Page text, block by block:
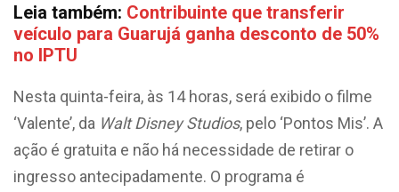
Leia também: Contribuinte que transferir
veículo para Guarujá ganha desconto de 50%
no IPTU
Nesta quinta-feira, às 14 horas, será exibido o filme
‘Valente’, da Walt Disney Studios, pelo ‘Pontos Mis’. A
ação é gratuita e não há necessidade de retirar o
ingresso antecipadamente. O programa é